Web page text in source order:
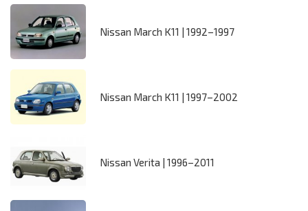
Nissan March K11 | 1992–1997
Nissan March K11 | 1997–2002
Nissan Verita | 1996–2011